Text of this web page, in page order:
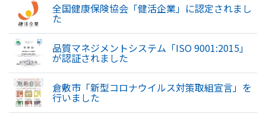
全国健康保険協会「健活企業」に認定されまし
た
品質マネジメントシステム「ISO 9001:2015」
が認証されました
倉敷市「新型コロナウイルス対策取組宣言」を
行いました